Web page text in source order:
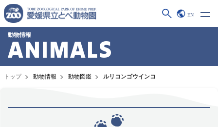
EN
動物情報
ANIMALS
トップ 動物情報 動物図鑑 ルリコンゴウインコ